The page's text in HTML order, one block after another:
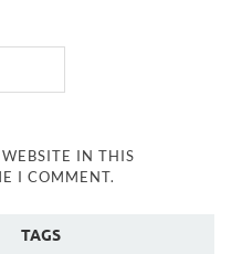
IN THIS
I COMMENT.
TAGS